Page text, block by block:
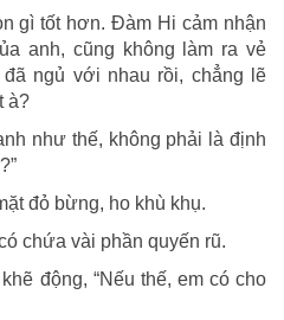
gì tốt hơn. Đàm Hi cảm nhận
anh, cũng không làm ra vẻ
ngủ với nhau rồi, chẳng lẽ
à?
như thế, không phải là định
đỏ bừng, ho khù khụ.
chứa vài phần quyến rũ.
động, “Nếu thế, em có cho